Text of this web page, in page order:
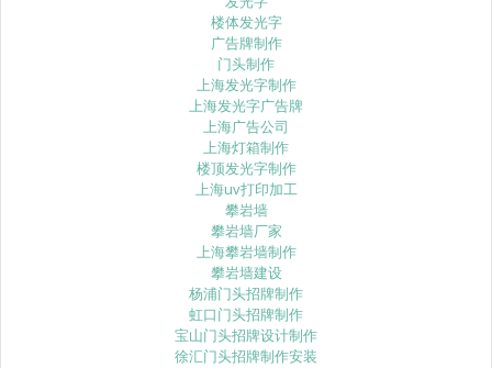
楼体发光字
广告牌制作
门头制作
上海发光字制作
上海发光字广告牌
上海广告公司
上海灯箱制作
楼顶发光字制作
上海uv打印加工
攀岩墙
攀岩墙厂家
上海攀岩墙制作
攀岩墙建设
杨浦门头招牌制作
虹口门头招牌制作
宝山门头招牌设计制作
徐汇门头招牌制作安装